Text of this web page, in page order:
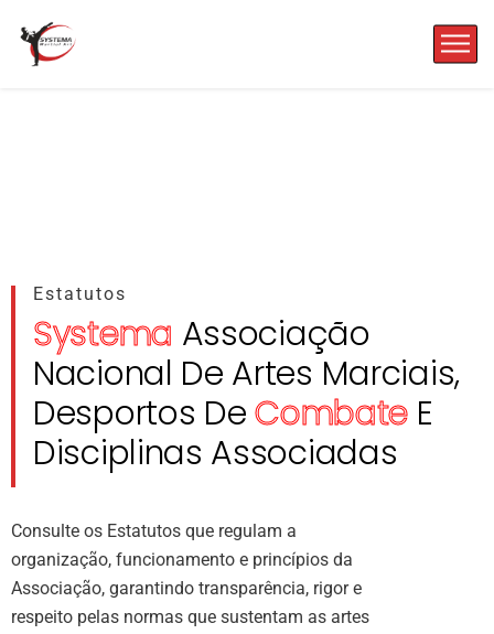
Estatutos
Systema Associação
Nacional De Artes Marciais,
Desportos DeCombate E
Disciplinas Associadas
Consulte os Estatutos que regulam a
organização, funcionamento e princípios da
Associação, garantindo transparência, rigor e
respeito pelas normas que sustentam as artes